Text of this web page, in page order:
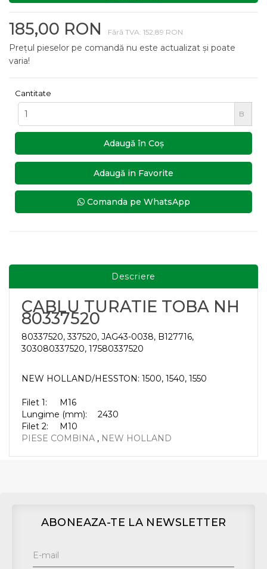
185,00 RON Fără TVA: 152,89 RON
Prețul pieselor pe comandă nu este actualizat și poate
varia!
Cantitate
B
Adaugă în Coş
Adaugă in Favorite
Comanda pe WhatsApp
Descriere
CABLU TURATIE TOBA NH
80337520
80337520, 337520, JAG43-0038, B127716,
303080337520, 17580337520
NEW HOLLAND/HESSTON: 1500, 1540, 1550
Filet 1:
M16
Lungime (mm):
2430
Filet 2:
M10
PIESE COMBINA , NEW HOLLAND
ABONEAZA-TE LA NEWSLETTER